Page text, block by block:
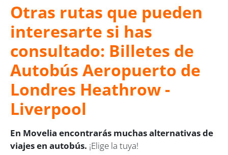
Otras rutas que pueden
interesarte si has
consultado: Billetes de
Autobús Aeropuerto de
Londres Heathrow -
Liverpool
En Movelia encontrarás muchas alternativas de
viajes en autobús. ¡Elige la tuya!